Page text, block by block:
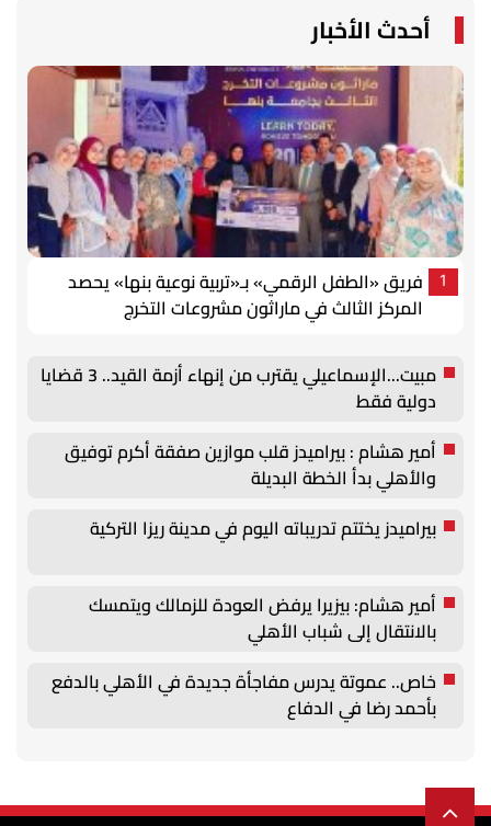
أحدث الأخبار
1
فريق «الطفل الرقمي» بـ«تربية نوعية بنها» يحصد
المركز الثالث في ماراثون مشروعات التخرج
مبيت...الإسماعيلي يقترب من إنهاء أزمة القيد.. 3 قضايا
دولية فقط
أمير هشام : بيراميدز قلب موازين صفقة أكرم توفيق
والأهلي بدأ الخطة البديلة
بيراميدز يختتم تدريباته اليوم في مدينة ريزا التركية
أمير هشام: بيزيرا يرفض العودة للزمالك ويتمسك
بالانتقال إلى شباب الأهلي
خاص.. عموتة يدرس مفاجأة جديدة في الأهلي بالدفع
بأحمد رضا في الدفاع